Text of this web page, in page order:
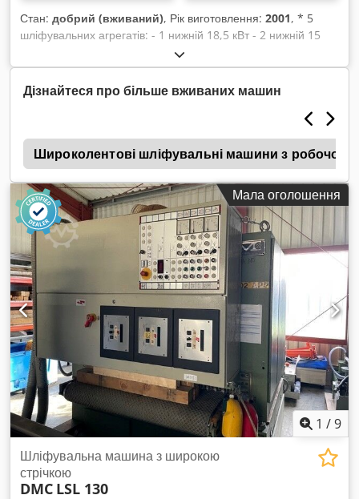
Стан: добрий (вживаний), Рік виготовлення: 2001, * 5
шліфувальних агрегатів: - 1 нижній 18,5 кВт - 2 нижній 15
кВт - 3 верхній 18,5 кВт - 4 верхній 15 кВт - 5 верхній 11 кВт
Cedst Hmg Ijpfx Ag Ujha * плавне регулювання подачі на
частотному перетворювачі (2x2.2 кВт) * електричне
регулювання висоти столу * пневматична осциляція *
Дізнайтеся про більше вживаних машин
Широколентові шліфувальні машини з
Мала оголошення
1 /9
Шліфувальна машина з широкою
стрічкою
DMC LSL 130